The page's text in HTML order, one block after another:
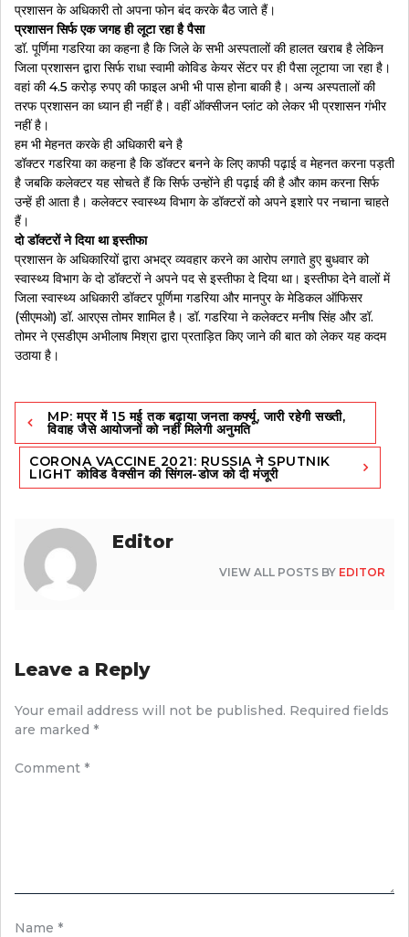
प्रशासन के अधिकारी तो अपना फोन बंद करके बैठ जाते हैं।
प्रशासन सिर्फ एक जगह ही लूटा रहा है पैसा
डॉ. पूर्णिमा गडरिया का कहना है कि जिले के सभी अस्पतालों की हालत खराब है लेकिन
जिला प्रशासन द्वारा सिर्फ राधा स्वामी कोविड केयर सेंटर पर ही पैसा लूटाया जा रहा है।
वहां की 4.5 करोड़ रुपए की फाइल अभी भी पास होना बाकी है। अन्य अस्पतालों की
तरफ प्रशासन का ध्यान ही नहीं है। वहीं ऑक्सीजन प्लांट को लेकर भी प्रशासन गंभीर
नहीं है।
हम भी मेहनत करके ही अधिकारी बने है
डॉक्टर गडरिया का कहना है कि डॉक्टर बनने के लिए काफी पढ़ाई व मेहनत करना पड़ती
है जबकि कलेक्टर यह सोचते हैं कि सिर्फ उन्होंने ही पढ़ाई की है और काम करना सिर्फ
उन्हें ही आता है। कलेक्टर स्वास्थ्य विभाग के डॉक्टरों को अपने इशारे पर नचाना चाहते
हैं।
दो डॉक्टरों ने दिया था इस्तीफा
प्रशासन के अधिकारियों द्वारा अभद्र व्यवहार करने का आरोप लगाते हुए बुधवार को
स्वास्थ्य विभाग के दो डॉक्टरों ने अपने पद से इस्तीफा दे दिया था। इस्तीफा देने वालों में
जिला स्वास्थ्य अधिकारी डॉक्टर पूर्णिमा गडरिया और मानपुर के मेडिकल ऑफिसर
(सीएमओ) डॉ. आरएस तोमर शामिल है। डॉ. गडरिया ने कलेक्टर मनीष सिंह और डॉ.
तोमर ने एसडीएम अभीलाष मिश्रा द्वारा प्रताड़ित किए जाने की बात को लेकर यह कदम
उठाया है।
Post
navigation
MP: मप्र में 15 मई तक बढ़ाया जनता कर्फ्यू, जारी रहेगी सख्ती,
विवाह जैसे आयोजनों को नहीं मिलेगी अनुमति
CORONA VACCINE 2021: RUSSIA ने SPUTNIK
LIGHT कोविड वैक्सीन की सिंगल-डोज को दी मंजूरी
Editor
VIEW ALL POSTS BY EDITOR
Leave a Reply
Your email address will not be published. Required fields
are marked *
Comment *
Name *